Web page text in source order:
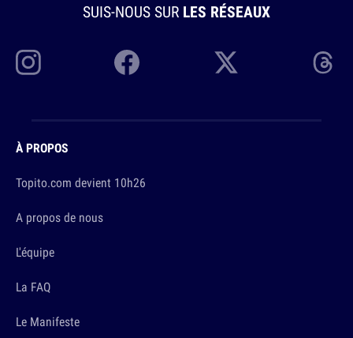
SUIS-NOUS SUR LES RÉSEAUX
À PROPOS
Topito.com devient 10h26
A propos de nous
L'équipe
La FAQ
Le Manifeste